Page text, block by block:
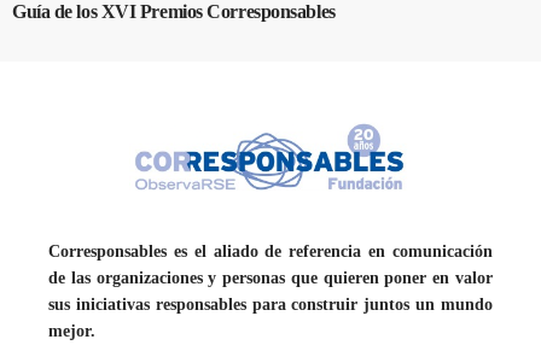
Guía de los XVI Premios Corresponsables
Corresponsables es el aliado de referencia en comunicación
de las organizaciones y personas que quieren poner en valor
sus iniciativas responsables para construir juntos un mundo
mejor.